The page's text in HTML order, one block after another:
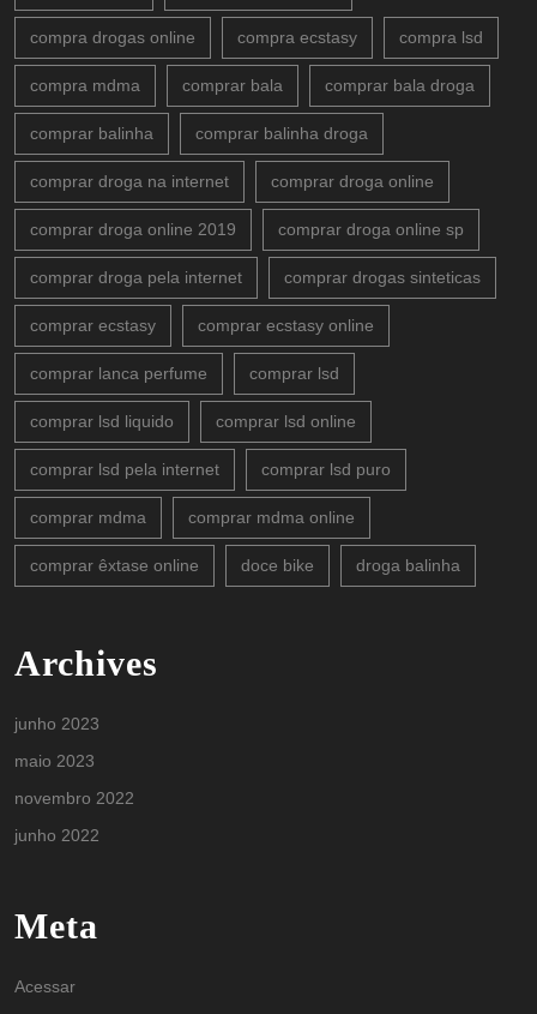
compra drogas online compra ecstasy compra lsd
compra mdma comprar bala comprar bala droga
comprar balinha comprar balinha droga
comprar droga na internet comprar droga online
comprar droga online 2019 comprar droga online sp
comprar droga pela internet comprar drogas sinteticas
comprar ecstasy comprar ecstasy online
comprar lanca perfume comprar lsd
comprar lsd liquido comprar lsd online
comprar lsd pela internet comprar lsd puro
comprar mdma comprar mdma online
comprar êxtase online doce bike droga balinha
Archives
junho 2023
maio 2023
novembro 2022
junho 2022
Meta
Acessar